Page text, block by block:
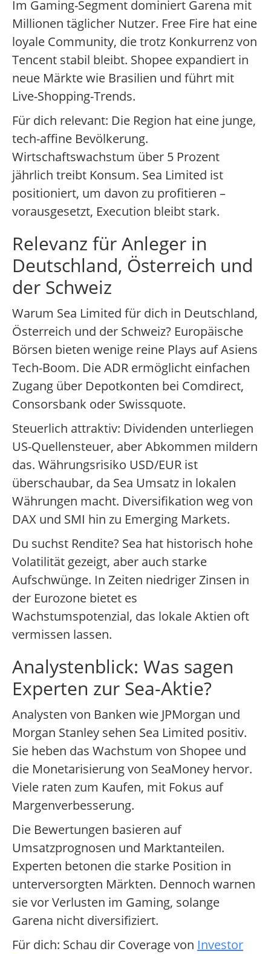
Im Gaming-Segment dominiert Garena mit
Millionen täglicher Nutzer. Free Fire hat eine
loyale Community, die trotz Konkurrenz von
Tencent stabil bleibt. Shopee expandiert in
neue Märkte wie Brasilien und führt mit
Live-Shopping-Trends.
Für dich relevant: Die Region hat eine junge,
tech-affine Bevölkerung.
Wirtschaftswachstum über 5 Prozent
jährlich treibt Konsum. Sea Limited ist
positioniert, um davon zu profitieren –
vorausgesetzt, Execution bleibt stark.
Relevanz für Anleger in
Deutschland, Österreich und
der Schweiz
Warum Sea Limited für dich in Deutschland,
Österreich und der Schweiz? Europäische
Börsen bieten wenige reine Plays auf Asiens
Tech-Boom. Die ADR ermöglicht einfachen
Zugang über Depotkonten bei Comdirect,
Consorsbank oder Swissquote.
Steuerlich attraktiv: Dividenden unterliegen
US-Quellensteuer, aber Abkommen mildern
das. Währungsrisiko USD/EUR ist
überschaubar, da Sea Umsatz in lokalen
Währungen macht. Diversifikation weg von
DAX und SMI hin zu Emerging Markets.
Du suchst Rendite? Sea hat historisch hohe
Volatilität gezeigt, aber auch starke
Aufschwünge. In Zeiten niedriger Zinsen in
der Eurozone bietet es
Wachstumspotenzial, das lokale Aktien oft
vermissen lassen.
Analystenblick: Was sagen
Experten zur Sea-Aktie?
Analysten von Banken wie JPMorgan und
Morgan Stanley sehen Sea Limited positiv.
Sie heben das Wachstum von Shopee und
die Monetarisierung von SeaMoney hervor.
Viele raten zum Kaufen, mit Fokus auf
Margenverbesserung.
Die Bewertungen basieren auf
Umsatzprognosen und Marktanteilen.
Experten betonen die starke Position in
unterversorgten Märkten. Dennoch warnen
sie vor Verlusten im Gaming, solange
Garena nicht diversifiziert.
Für dich: Schau dir Coverage von Investor